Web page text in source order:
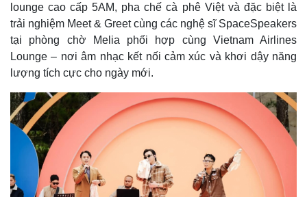
Thế giới
Quan sát
Cuộc sống đó đây
Hồ sơ
Multimedia
Video
Ảnh
E-Magazine
lounge cao cấp 5AM, pha chế cà phê Việt và đặc biệt là
trải nghiệm Meet & Greet cùng các nghệ sĩ SpaceSpeakers
tại phòng chờ Melia phối hợp cùng Vietnam Airlines
Lounge – nơi âm nhạc kết nối cảm xúc và khơi dậy năng
lượng tích cực cho ngày mới.